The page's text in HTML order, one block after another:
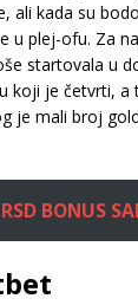
kada su
plej-ofu. Za
startovala u
je četvrti,
je mali broj
BONUS